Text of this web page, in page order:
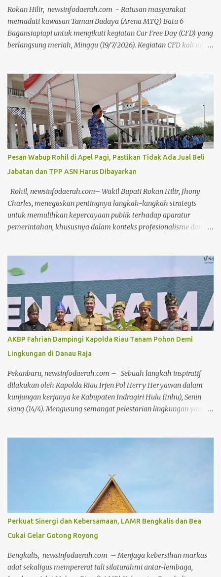
Menengah (UMKM) lokal yang memadati area kegiatan
melaporkan lonjakan omzet yang positif berkat ramainya pe...
Rokan Hilir, newsinfodaerah.com - Ratusan masyarakat
memadati kawasan Taman Budaya (Arena MTQ) Batu 6
Bagansiapiapi untuk mengikuti kegiatan Car Free Day (CFD) yang
berlangsung meriah, Minggu (19/7/2026). Kegiatan CFD kali ini
sehat, pemberdayaan ekonomi lokal, dan edukasi sosial.Kegiatan
ini dihadiri langsung oleh Bupati Rokan Hilir (Rohil) H.
Bistamam, jajaran Forkopimda Rohil, Sekretaris Daerah Fauzi
Efrizal, serta para kepala OPD di lingkungan Pemkab Rohil. Turut
hadir Ketua TP PKK Rohil Tatik Sri Rahayu Bistamam, Ketua DPC
IWAPI Rohil yang juga Anggota DPR RI Dr. Hj. Karmila Sari,
S.Kom., M.M, Direktur Politeknik Negeri Bengkalis Johny Custer,
S.T., M.T., akademisi, serta jajaran manajemen PT Pertamina Hulu
Rokan (PHR). Selain senam dan olahraga bersama, CFD kali ini
diwarnai dengan pembagian ratusan doorprize menarik bagi para
peserta yang beruntung. Pada kese...
Pesan Wabup Rohil di Apel Pagi, Pastikan Tidak Ada Jual Beli
Jabatan dan TPP ASN Harus Dibayarkan
Rohil, newsinfodaerah.com– Wakil Bupati Rokan Hilir, Jhony
Charles, menegaskan pentingnya langkah-langkah strategis
untuk memulihkan kepercayaan publik terhadap aparatur
pemerintahan, khususnya dalam konteks profesionalisme dan
Wabup menyoroti bahwa kepercayaan masyarakat dapat terkikis
apabila ASN terus bertahan dalam zona nyaman yang diwariskan
oleh sistem birokrasi feodal. Menurutnya, stagnasi kinerja yang
disebabkan oleh pola pikir birokratis harus segera ditinggalkan.
"Sudah terlalu lama ASN terjebak dalam kenyamanan semu yang
dibentuk oleh budaya birokrasi lama. Ini harus direformasi secara
menyeluruh agar produktivitas aparatur negara dapat
ditingkatkan,"ujar Jhony Charles di hadapan seluruh peserta apel.
Lebih lanjut, Wabup Jhony menyampaikan keprihatinannya
terhadap dinamika media sosial yang dalam beberapa hari
terakhir dipenuhi oleh komenta...
AKBP Fahrian Dampingi Kapolda Riau Tanam Pohon Demi
Lingkungan di Danau Raja
Pekanbaru, newsinfodaerah.com – Sebuah langkah inspiratif
dilakukan oleh Kapolda Riau Irjen Pol Herry Heryawan dalam
kunjungan kerjanya ke Kabupaten Indragiri Hulu (Inhu), Senin
siang (14/4). Mengusung semangat pelestarian lingkungan yang
dari Mapolres, Polsek, Koramil, hingga kantor pemerintahan di
jajaran Pemkab Inhu, bahkan hingga ke tingkat desa. Kedatangan
Kapolda Riau disambut hangat oleh jajaran Forkopimda Inhu,
termasuk Kapolres Inhu AKBP Fahrian Saleh Siregar, Bupati Inhu
Ade Agus Hartanto dan unsur Forkopimda lainnya serta tokoh-
tokoh masyarakat yang turut hadir memberikan dukungan.
Fahrian menyampaikan bahwa kegiatan ini bukan sekadar
seremoni, tetapi bentuk nyata dari kepedulian insti...
Perkuat Sinergi dan Kebersamaan, LAMR Bengkalis dan Bea
Cukai Gelar Gotong Royong
Bengkalis, newsinfodaerah.com – Menjaga kebersihan markas
adat sekaligus mempererat tali silaturahmi antar-lembaga,